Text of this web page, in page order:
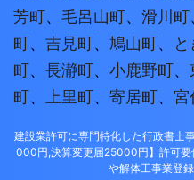
芳町、 毛呂山町、 滑川町
町、 吉見町、 鳩山町、
町、 長瀞町、 小鹿野町、
町、 上里町、 寄居町、 宮
建設業許可に専門特化した行政書士
000円,決算変更届25000円】許可要
や解体工事業登